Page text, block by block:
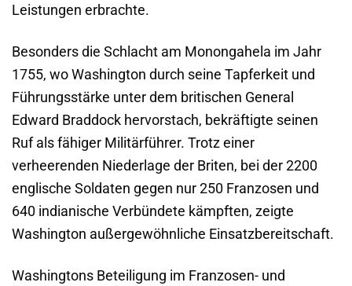
Leistungen erbrachte.
Besonders die Schlacht am Monongahela im Jahr
1755, wo Washington durch seine Tapferkeit und
Führungsstärke unter dem britischen General
Edward Braddock hervorstach, bekräftigte seinen
Ruf als fähiger Militärführer. Trotz einer
verheerenden Niederlage der Briten, bei der 2200
englische Soldaten gegen nur 250 Franzosen und
640 indianische Verbündete kämpften, zeigte
Washington außergewöhnliche Einsatzbereitschaft.
Washingtons Beteiligung im Franzosen- und